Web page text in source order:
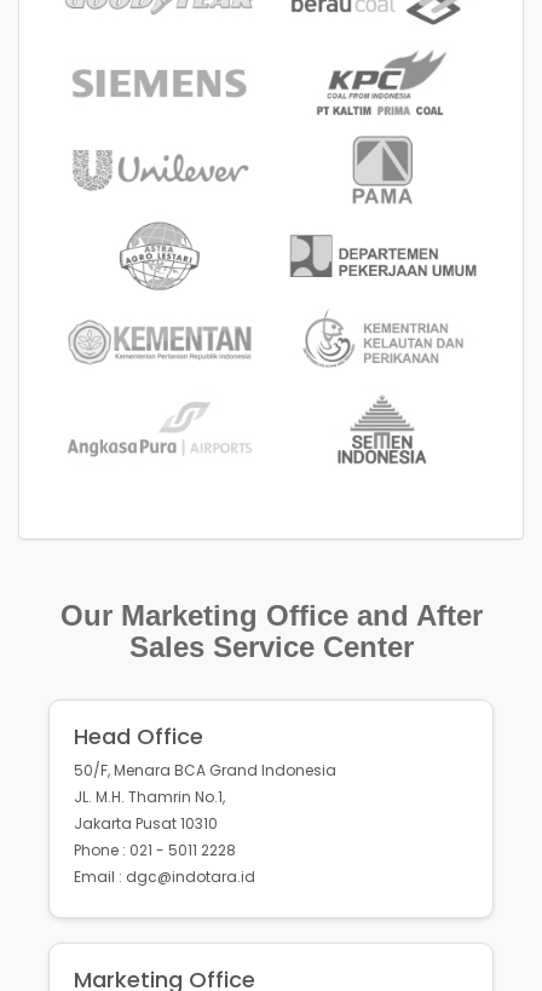
Our Marketing Office and After
Sales Service Center
Head Office
50/F, Menara BCA Grand Indonesia
JL. M.H. Thamrin No.1,
Jakarta Pusat 10310
Phone : 021 - 5011 2228
Email : dgc@indotara.id
Marketing Office